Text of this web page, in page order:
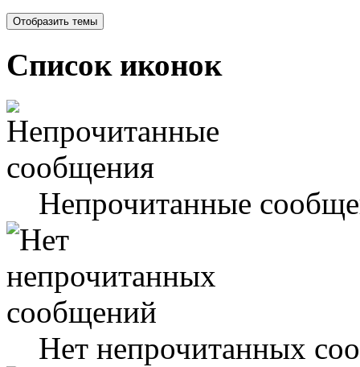
Список иконок
Непрочитанные
Нет непрочитанных